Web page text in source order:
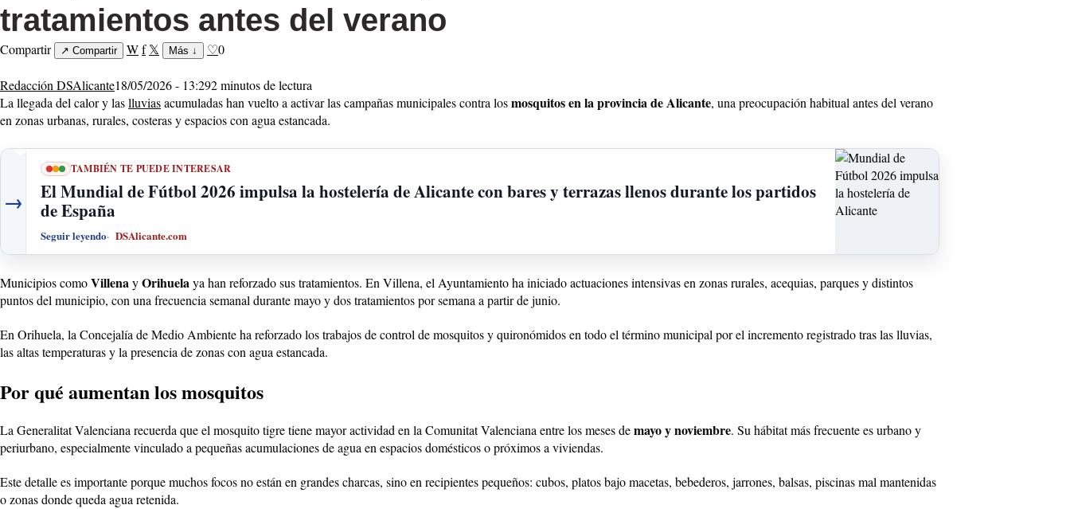
tratamientos antes del verano
Compartir ↗ Compartir Wf 𝕏 Más ↓ ♡0
Redacción DSAlicante18/05/2026 - 13:292 minutos de lectura
La llegada del calor y laslluviasacumuladas han vuelto a activar las campañas municipales contra losmosquitos en la provincia de Alicante, una preocupación habitual antes del verano
en zonas urbanas, rurales, costeras y espacios con agua estancada.
→
TAMBIÉN TE PUEDE INTERESAR
El Mundial de Fútbol 2026 impulsa la hostelería de Alicante con bares y terrazas llenos durante los partidos
de España
Seguir leyendo DSAlicante.com
Municipios comoVillena yOrihuela ya han reforzado sus tratamientos. En Villena, el Ayuntamiento ha iniciado actuaciones intensivas en zonas rurales, acequias, parques y distintos
puntos del municipio, con una frecuencia semanal durante mayo y dos tratamientos por semana a partir de junio.
En Orihuela, la Concejalía de Medio Ambiente ha reforzado los trabajos de control de mosquitos y quironómidos en todo el término municipal por el incremento registrado tras las lluvias,
las altas temperaturas y la presencia de zonas con agua estancada.
Por qué aumentan los mosquitos
La Generalitat Valenciana recuerda que el mosquito tigre tiene mayor actividad en la Comunitat Valenciana entre los meses demayo y noviembre. Su hábitat más frecuente es urbano y
periurbano, especialmente vinculado a pequeñas acumulaciones de agua en espacios domésticos o próximos a viviendas.
Este detalle es importante porque muchos focos no están en grandes charcas, sino en recipientes pequeños: cubos, platos bajo macetas, bebederos, jarrones, balsas, piscinas mal mantenidas
o zonas donde queda agua retenida.